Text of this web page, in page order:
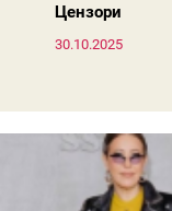
Цензори
30.10.2025